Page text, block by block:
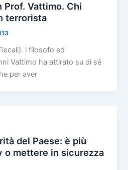
Prof. Vattimo. Chi
terrorista
l filosofo ed
Vattimo ha attirato su di sé
per aver
del Paese: è più
o mettere in sicurezza